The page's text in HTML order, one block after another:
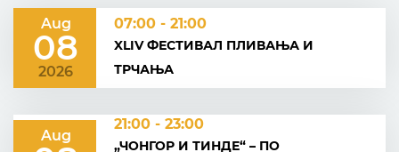
Aug
08
2026
07:00 - 21:00
XLIV ФЕСТИВАЛ ПЛИВАЊА И
ТРЧАЊА
Aug
21:00 - 23:00
„ЧОНГОР И ТИНДЕ“ – ПО